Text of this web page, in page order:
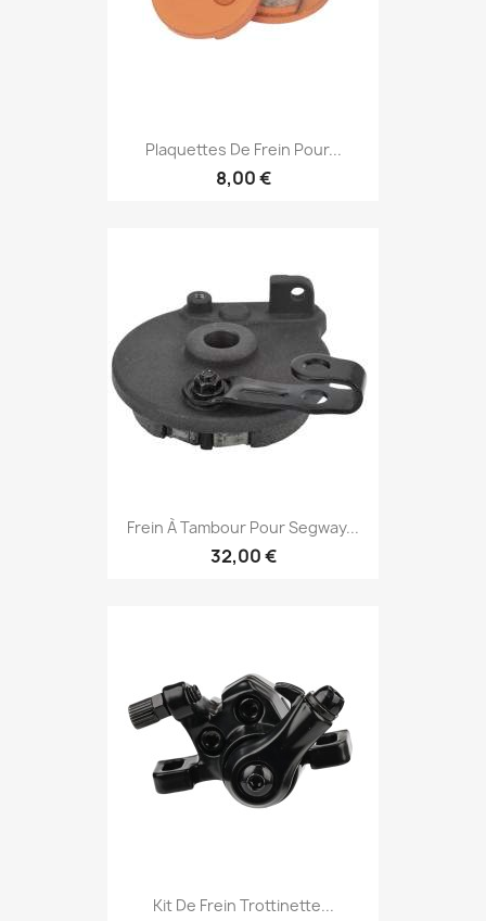
Plaquettes De Frein Pour...
8,00 €
Frein À Tambour Pour Segway...
32,00 €
Kit De Frein Trottinette...